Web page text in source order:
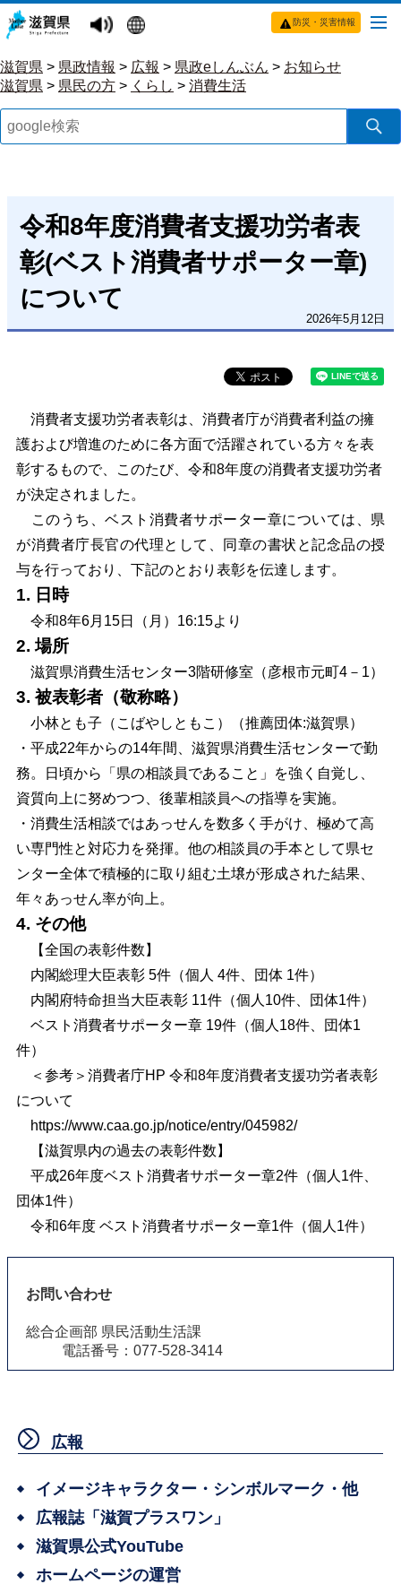
防災・災害情報
滋賀県 > 県政情報 > 広報 > 県政eしんぶん > お知らせ
滋賀県 > 県民の方 > くらし > 消費生活
令和8年度消費者支援功労者表
彰(ベスト消費者サポーター章)
について
2026年5月12日
消費者支援功労者表彰は、消費者庁が消費者利益の擁
護および増進のために各方面で活躍されている方々を表
彰するもので、このたび、令和8年度の消費者支援功労者
が決定されました。
このうち、ベスト消費者サポーター章については、県
が消費者庁長官の代理として、同章の書状と記念品の授
与を行っており、下記のとおり表彰を伝達します。
1. 日時
令和8年6月15日（月）16:15より
2. 場所
滋賀県消費生活センター3階研修室（彦根市元町4－1）
3. 被表彰者（敬称略）
小林とも子（こばやしともこ）（推薦団体:滋賀県）
・平成22年からの14年間、滋賀県消費生活センターで勤
務。日頃から「県の相談員であること」を強く自覚し、
資質向上に努めつつ、後輩相談 員への指導を実施。
・消費生活相談ではあっせんを数多く手がけ、極めて高
い専門性と対応力を発揮。他の相談員の手本として県セ
ンター全体で積極的に取り組む土壌が形成された結果、
年々あっせん率が向上。
4. その他
【全国の表彰件数】
内閣総理大臣表彰 5件（個人 4件、団体 1件）
内閣府特命担当大臣表彰 11件（個人10件、団体1件）
ベスト消費者サポーター章 19件（個人18件、団体1
件）
＜参考＞消費者庁HP 令和8年度消費者支援功労者表彰
について
https://www.caa.go.jp/notice/entry/045982/
【滋賀県内の過去の表彰件数】
平成26年度ベスト消費者サポーター章2件（個人1件、
団体1件）
令和6年度 ベスト消費者サポーター章1件（個人1件）
お問い合わせ
総合企画部 県民活動生活課
電話番号：077-528-3414
広報
イメージキャラクター・シンボルマーク・他
広報誌「滋賀プラスワン」
滋賀県公式YouTube
ホームページの運営